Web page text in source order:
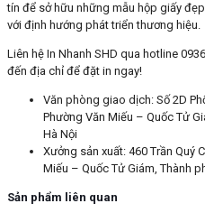
tín để sở hữu những mẫu hộp giấy
với định hướng phát triển thương hiệu.
Liên hệ In Nhanh SHD qua hotline
đến địa chỉ để đặt in ngay!
Văn phòng giao dịch: Số 2D
Phường Văn Miếu – Quốc Tử
Hà Nội
Xưởng sản xuất: 460 Trần Quý
Miếu – Quốc Tử Giám, Thành
Sản phẩm liên quan